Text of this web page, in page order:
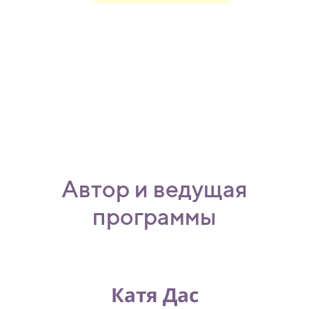
Автор и ведущая
программы
Катя Дас